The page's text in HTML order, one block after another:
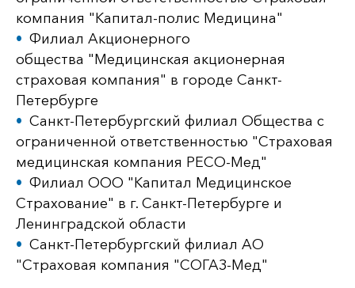
компания "Капитал-полис Медицина"
Филиал Акционерного
общества "Медицинская акционерная
страховая компания" в городе Санкт-
Петербурге
Санкт-Петербургский филиал Общества с
ограниченной ответственностью "Страховая
медицинская компания РЕСО-Мед"
Филиал ООО "Капитал Медицинское
Страхование" в г. Санкт-Петербурге и
Ленинградской области
Санкт-Петербургский филиал АО
"Страховая компания "СОГАЗ-Мед"